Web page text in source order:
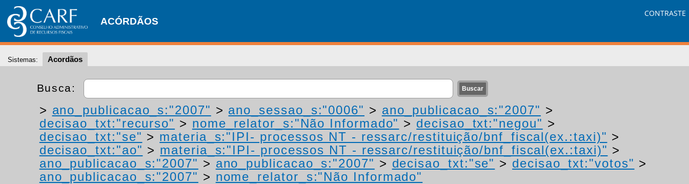
ACÓRDÃOS
CONTRASTE
Sistemas: Acordãos
Busca:
> ano_publicacao_s:"2007" > ano_sessao_s:"0006" > ano_publicacao_s:"2007" >
decisao_txt:"recurso" > nome_relator_s:"Não Informado" > decisao_txt:"negou" >
decisao_txt:"se" > materia_s:"IPI- processos NT - ressarc/restituição/bnf_fiscal(ex.:taxi)" >
decisao_txt:"ao" > materia_s:"IPI- processos NT - ressarc/restituição/bnf_fiscal(ex.:taxi)" >
ano_publicacao_s:"2007" > ano_publicacao_s:"2007" > decisao_txt:"se" > decisao_txt:"votos" >
ano_publicacao_s:"2007" > nome_relator_s:"Não Informado"